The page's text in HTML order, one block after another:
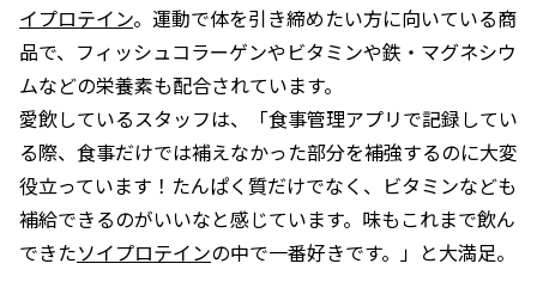
イプロテイン。運動で体を引き締めたい方に向いている商
品で、フィッシュコラーゲンやビタミンや鉄・マグネシウ
ムなどの栄養素も配合されています。
愛飲しているスタッフは、「食事管理アプリで記録してい
る際、食事だけでは補えなかった部分を補強するのに大変
役立っています！たんぱく質だけでなく、ビタミンなども
補給できるのがいいなと感じています。味もこれまで飲ん
できたソイプロテインの中で一番好きです。」と大満足。